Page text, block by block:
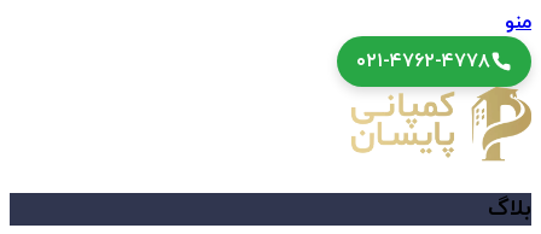
منو
۰۲۱-۴۷۶۲-۴۷۷۸
بلاگ